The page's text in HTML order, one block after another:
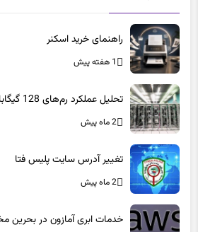
راهنمای خرید اسکنر
1 هفته پیش
2 ماه پیش
2 ماه پیش
2 ماه پیش